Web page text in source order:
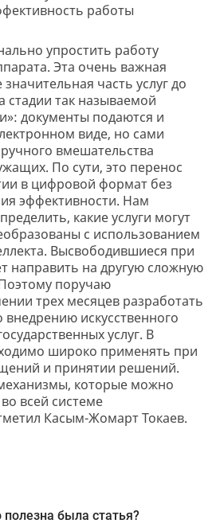
работы
упростить работу
Эта очень важная
часть услуг до
стадии так называемой
документы подаются и
виде, но сами
вмешательства
По сути, это перенос
в цифровой формат без
эффективности. Нам
какие услуги могут
с использованием
Высвободившиеся при
направить на другую сложную
поручаю
трех месяцев разработать
искусственного
услуг. В
широко применять при
и принятии решений.
которые можно
всей системе
Касым-Жомарт Токаев.
полезна была статья?